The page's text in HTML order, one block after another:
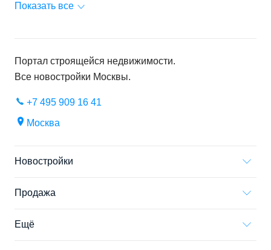
Показать все
Портал строящейся недвижимости.
Все новостройки Москвы.
+7 495 909 16 41
Москва
Новостройки
Продажа
Ещё